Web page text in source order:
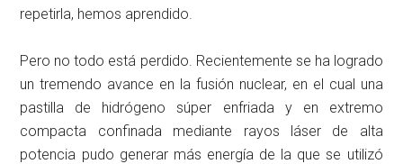
repetirla, hemos aprendido.
Pero no todo está perdido. Recientemente se ha logrado
un tremendo avance en la fusión nuclear, en el cual una
pastilla de hidrógeno súper enfriada y en extremo
compacta confinada mediante rayos láser de alta
potencia pudo generar más energía de la que se utilizó